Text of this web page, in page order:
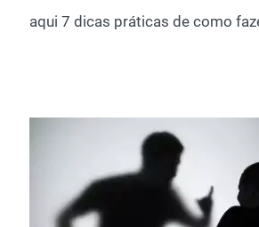
aqui 7 dicas práticas de como